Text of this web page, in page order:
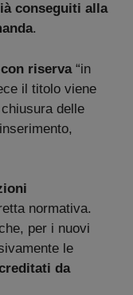
conseguiti alla
.
riserva“in
il titolo viene
delle
normativa.
per i nuovi
le
da